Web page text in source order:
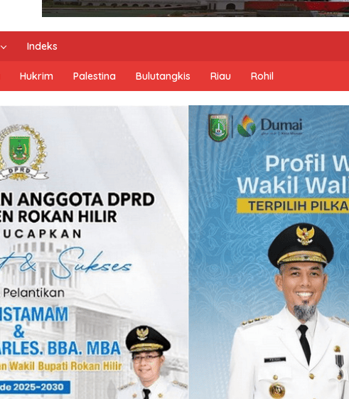
Indeks
Hukrim Palestina Bulutangkis Riau Rohil